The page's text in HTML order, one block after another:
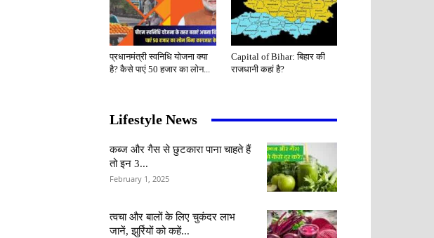
प्रधानमंत्री स्वनिधि योजना क्या
है? कैसे पाएं 50 हजार का लोन...
Capital of Bihar: बिहार की
राजधानी कहां है?
Lifestyle News
कब्ज और गैस से छुटकारा पाना चाहते हैं
तो इन 3...
February 1, 2025
त्वचा और बालों के लिए चुकंदर लाभ
जानें, झुर्रियों को कहें...